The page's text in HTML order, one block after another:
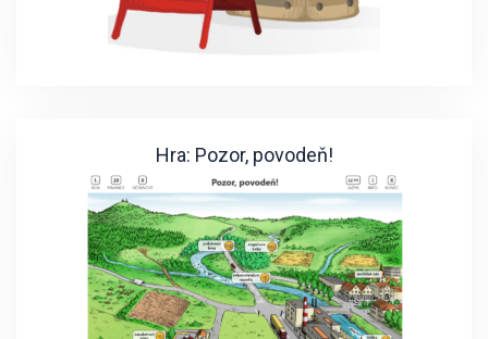
Hra: Pozor, povodeň!